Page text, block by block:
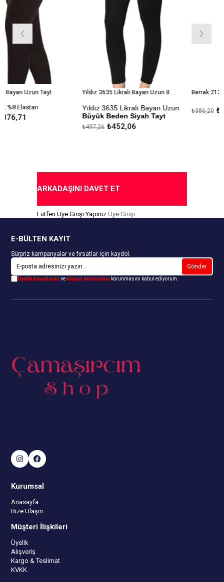
Yıldız 3635 Likralı Bayan Uzun Büyük Beden Siyah Tayt
Yıldız 3635 Likralı Bayan Uzun
Büyük Beden Siyah Tayt
Kapıda Ödeme Seçeneği
₺452,06
₺351,09
₺386,20
ARKADAŞINI DAVET ET
Lütfen Üye Girişi Yapınız Üye Girişi
E-BÜLTEN KAYIT
Sürpriz kampanyalar ve fırsatlar için kaydol.
Gönder
Üyelik koşullarınıve kişisel verilerimin korunmasını kabul ediyorum.
Kurumsal
Anasayfa
Bize Ulaşın
Müşteri İlişkileri
Üyelik
Alışveriş
Kargo & Teslimat
KVKK